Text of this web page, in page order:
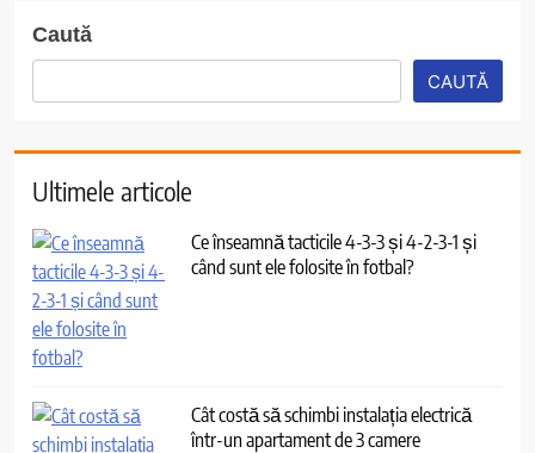
Caută
CAUTĂ
Ultimele articole
Ce înseamnă tacticile 4-3-3 și 4-2-3-1 și
când sunt ele folosite în fotbal?
Cât costă să schimbi instalația electrică
într-un apartament de 3 camere